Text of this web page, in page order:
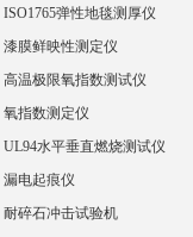
ISO1765弹性地毯测厚仪
漆膜鲜映性测定仪
高温极限氧指数测试仪
氧指数测定仪
UL94水平垂直燃烧测试仪
漏电起痕仪
耐碎石冲击试验机